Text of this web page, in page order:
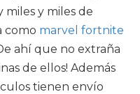
miles y miles de
como marvel fortnite
ahí que no extraña
de ellos! Además
tienen envío